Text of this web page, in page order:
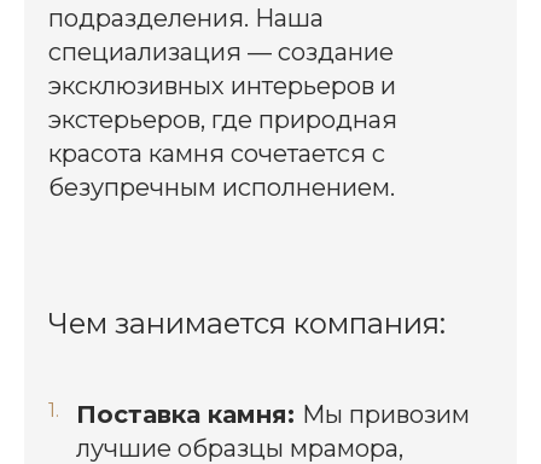
подразделения. Наша
специализация — создание
эксклюзивных интерьеров и
экстерьеров, где природная
красота камня сочетается с
безупречным исполнением.
Чем занимается компания:
Поставка камня: Мы привозим
лучшие образцы мрамора,